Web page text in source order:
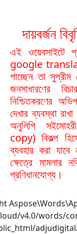
দায়বর্জন
এই ওয়েবসাইটে
google
পাচ্ছেন তা
জনসাধারণের
নিশ্চিতকরণের
দেখার ব্যবস্থা
অনুলিপি
copy) বিকল্প
ব্যবহার করা
ক্ষেত্রে মামলার
প্রণিধানযোগ্য।
v4.0/words/